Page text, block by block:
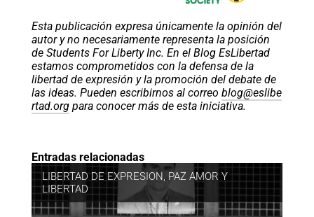
Esta publicación expresa únicamente la opinión del
autor y no necesariamente representa la posición
de Students For Liberty Inc. En el Blog EsLibertad
estamos comprometidos con la defensa de la
libertad de expresión y la promoción del debate de
las ideas. Pueden escribirnos al correo blog@eslibe
rtad.orgpara conocer más de esta iniciativa.
Entradas relacionadas
LIBERTAD DE EXPRESION, PAZ AMOR Y
LIBERTAD